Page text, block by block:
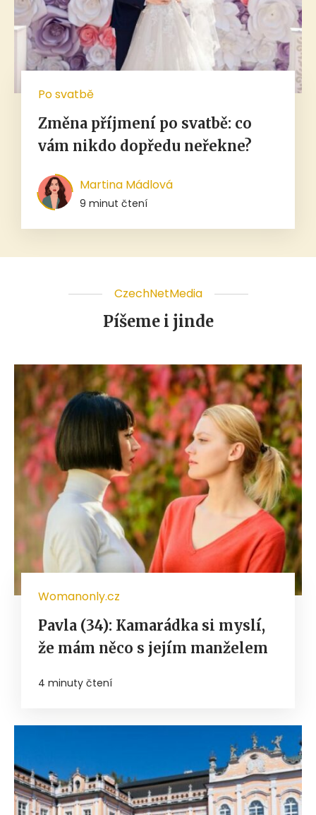
Po svatbě
Změna příjmení po svatbě: co
vám nikdo dopředu neřekne?
Martina Mádlová
9 minut čtení
CzechNetMedia
Píšeme i jinde
Womanonly.cz
Pavla (34): Kamarádka si myslí,
že mám něco s jejím manželem
4 minuty čtení